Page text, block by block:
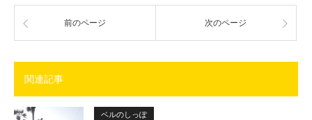
前のページ 次のページ
関連記事
ベルのしっぽ